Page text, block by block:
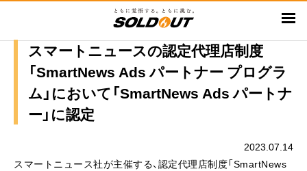
ン
スマートニュースの認定代理店制度
「SmartNews Ads パートナー プログラ
ム」において「SmartNews Ads パートナ
ー」に認定
2023.07.14
スマートニュース社が主催する、認定代理店制度「SmartNews